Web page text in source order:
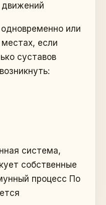
движений
или
если
суставов
система,
собственные
процесс По